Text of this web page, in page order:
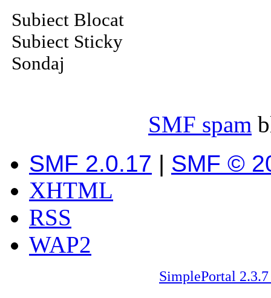
Subiect Blocat
Subiect Sticky
Sondaj
SMF spam
SMF 2.0.17 | SMF ©
XHTML
RSS
WAP2
SimplePortal